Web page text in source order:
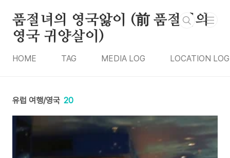
품절녀의 영국앓이 (前 품절녀의
영국 귀양살이)
HOME TAG MEDIA LOG LOCATION LOG
유럽 여행/영국 20